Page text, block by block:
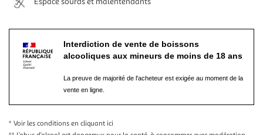
Interdiction de vente de boissons
alcooliques aux mineurs de moins de 18 ans
La preuve de majorité de l'acheteur est exigée au moment de la
vente en ligne.
* Voir les conditions en cliquant ici